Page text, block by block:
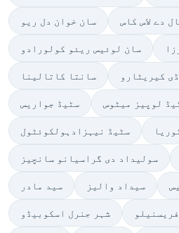
سان خوان دل ریو دے لاس کاس
سان لوئیس ریئو کولورادو
سانتا کاتالینا کیریٹارو
سٹیڈ جواریس لوپیز میٹوس
سٹیڈ نیہزادہولکوئٹول
سولیداد دی گراسیانو سانچیز
سید مادر سیداد والیز
شہر جنرل اسکوبیڈو فریسنیلو